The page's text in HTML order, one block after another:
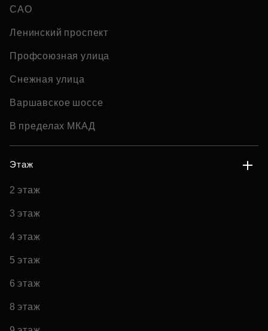
САО
Ленинский проспект
Профсоюзная улица
Снежная улица
Варшавское шоссе
В пределах МКАД
Этаж
2 этаж
3 этаж
4 этаж
5 этаж
6 этаж
8 этаж